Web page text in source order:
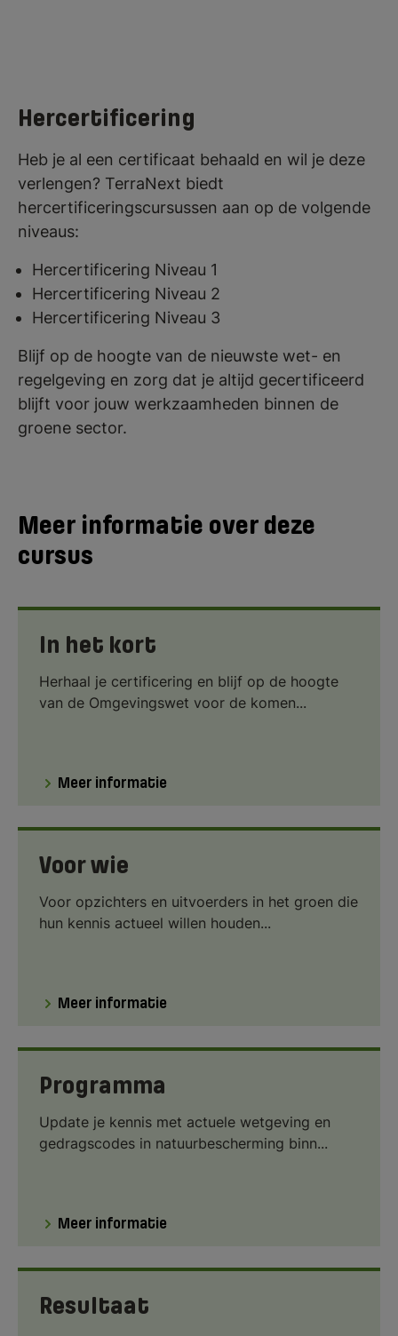
Hercertificering
Heb je al een certificaat behaald en wil je deze
verlengen? TerraNext biedt
hercertificeringscursussen aan op de volgende
niveaus:
Hercertificering Niveau 1
Hercertificering Niveau 2
Hercertificering Niveau 3
Blijf op de hoogte van de nieuwste wet- en
regelgeving en zorg dat je altijd gecertificeerd
blijft voor jouw werkzaamheden binnen de
groene sector.
Meer informatie over deze
cursus
In het kort
Herhaal je certificering en blijf op de hoogte
van de Omgevingswet voor de komen...
Meer informatie
Voor wie
Voor opzichters en uitvoerders in het groen die
hun kennis actueel willen houden...
Meer informatie
Programma
Update je kennis met actuele wetgeving en
gedragscodes in natuurbescherming binn...
Meer informatie
Resultaat